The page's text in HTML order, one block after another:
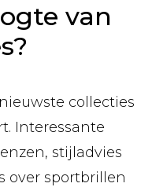
van
collecties
Interessante
stijladvies
over sportbrillen